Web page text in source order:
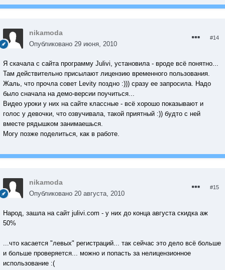
nikamoda
Опубликовано 29 июня, 2010
#14
Я скачала с сайта программу Julivi, установила - вроде всё понятно...
Там действительно присылают лицензию временного пользования.
Жаль, что прочла совет Levity поздно :))) сразу ее запросила. Надо
было сначала на демо-версии поучиться...
Видео уроки у них на сайте классные - всё хорошо показывают и
голос у девочки, что озвучивала, такой приятный :)) будто с ней
вместе рядышком занимаешься.
Могу позже поделиться, как в работе.
nikamoda
Опубликовано 20 августа, 2010
#15
Народ, зашла на сайт julivi.com - у них до конца августа скидка аж
50%
...что касается "левых" регистраций... так сейчас это дело всё больше
и больше проверяется... можно и попасть за нелицензионное
использование :(